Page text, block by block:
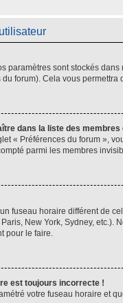
paramètres sont stockés
forum). Cela vous
dans la liste des
« Préférences du forum »,
parmi les membres
fuseau horaire différent de
New York, Sydney, etc.).
pour le faire.
est toujours incorrecte !
votre fuseau horaire et